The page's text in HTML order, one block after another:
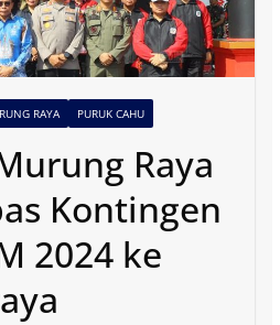
RAYA PURUK CAHU
Raya
Kontingen
2024 ke